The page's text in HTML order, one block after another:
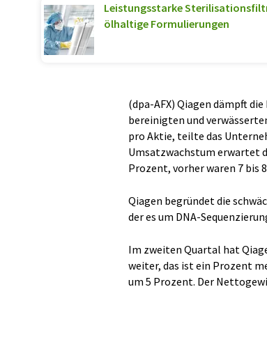
Leistungsstarke
ölhaltige Formulierungen
(dpa-AFX) Qiagen dämpft
bereinigten und
pro Aktie, teilte das
Umsatzwachstum erwartet
Prozent, vorher waren 7 bis
Qiagen begründet die
der es um DNA-
Im zweiten Quartal hat
weiter, das ist ein Prozent
um 5 Prozent. Der